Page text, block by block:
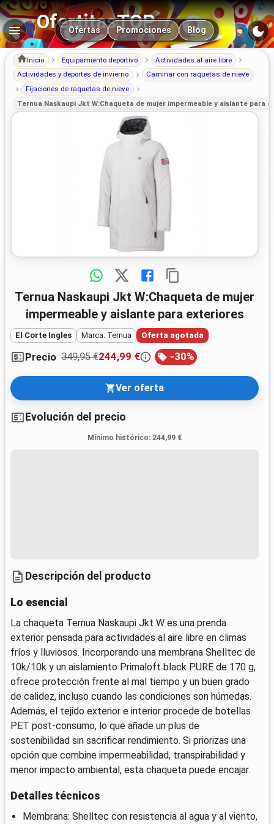
OfertitasTOP
Navegación principal
Ofertas Promociones Blog
Inicio Equipamiento deportivo
Actividades al aire libre
Actividades y deportes de invierno
Caminar con raquetas de nieve
Fijaciones de raquetas de nieve
Ternua Naskaupi Jkt W:Chaqueta de mujer impermeable y aislante para
Ternua Naskaupi Jkt W:Chaqueta de mujer
impermeable y aislante para exteriores
El Corte Ingles Marca: Ternua Oferta agotada
Precio 349,95 €244,99 € -30%
Ver oferta
Evolución del precio
Mínimo histórico: 244,99 €
Descripción del producto
Lo esencial
La chaqueta Ternua Naskaupi Jkt W es una prenda
exterior pensada para actividades al aire libre en climas
fríos y lluviosos. Incorporando una membrana Shelltec de
10k/10k y un aislamiento Primaloft black PURE de 170 g,
ofrece protección frente al mal tiempo y un buen grado
de calidez, incluso cuando las condiciones son húmedas.
Además, el tejido exterior e interior procede de botellas
PET post-consumo, lo que añade un plus de
sostenibilidad sin sacrificar rendimiento. Si priorizas una
opción que combine impermeabilidad, transpirabilidad y
menor impacto ambiental, esta chaqueta puede encajar.
Detalles técnicos
Membrana: Shelltec con resistencia al agua y al viento,